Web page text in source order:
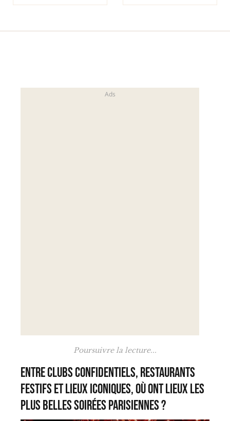
Poursuivre la lecture...
Entre clubs confidentiels, restaurants
festifs et lieux iconiques, où ont lieux les
plus belles soirées parisiennes ?